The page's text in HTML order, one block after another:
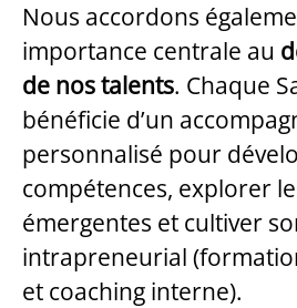
Nous accordons
importance centrale au
de nos talents. Chaque
bénéficie d’un
personnalisé pour
compétences, explorer
émergentes et cultiver
intrapreneurial
et coaching interne).